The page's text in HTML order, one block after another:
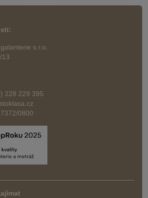
s.r.o.
13
228 229 395
0800